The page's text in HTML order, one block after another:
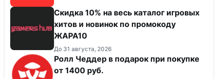
Скидка 10% на весь каталог игровых
хитов и новинок по промокоду
ЖАРА10
До 31 августа, 2026
Ролл Чеддер в подарок при покупке
от 1400 руб.